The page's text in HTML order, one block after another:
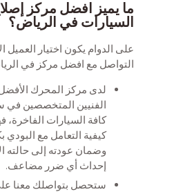
ما يميز افضل مركز
السيارات في الرياض؟
على الدوام يكون اختيار العميل
التواصل مع افضل مركز في
لدى مركز المحرك
الفنيين المتخصصين في
كافة السيارات الفاخرة،
كيفية التعامل مع البودي
وضمان عودته إلى حالته
إحداث أي ضرر مضاعف.
ستحصل بتواصلك معنا